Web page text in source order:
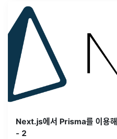
Next.js에서 Prisma를 이용
- 2